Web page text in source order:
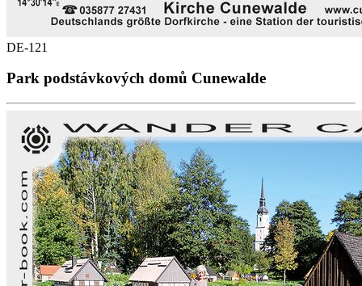
DE-121
Park podstávkových domů Cunewalde